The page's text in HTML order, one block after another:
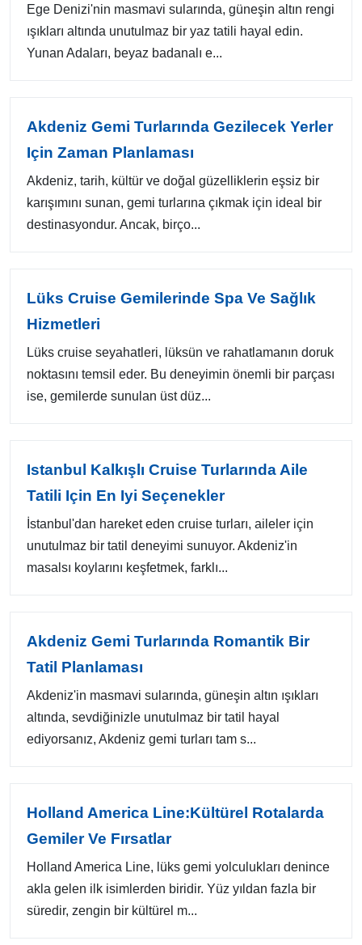
Ege Denizi'nin masmavi sularında, güneşin altın rengi
ışıkları altında unutulmaz bir yaz tatili hayal edin.
Yunan Adaları, beyaz badanalı e...
Akdeniz Gemi Turlarında Gezilecek Yerler
Için Zaman Planlaması
Akdeniz, tarih, kültür ve doğal güzelliklerin eşsiz bir
karışımını sunan, gemi turlarına çıkmak için ideal bir
destinasyondur. Ancak, birço...
Lüks Cruise Gemilerinde Spa Ve Sağlık
Hizmetleri
Lüks cruise seyahatleri, lüksün ve rahatlamanın doruk
noktasını temsil eder. Bu deneyimin önemli bir parçası
ise, gemilerde sunulan üst düz...
Istanbul Kalkışlı Cruise Turlarında Aile
Tatili Için En Iyi Seçenekler
İstanbul'dan hareket eden cruise turları, aileler için
unutulmaz bir tatil deneyimi sunuyor. Akdeniz'in
masalsı koylarını keşfetmek, farklı...
Akdeniz Gemi Turlarında Romantik Bir
Tatil Planlaması
Akdeniz'in masmavi sularında, güneşin altın ışıkları
altında, sevdiğinizle unutulmaz bir tatil hayal
ediyorsanız, Akdeniz gemi turları tam s...
Holland America Line:Kültürel Rotalarda
Gemiler Ve Fırsatlar
Holland America Line, lüks gemi yolculukları denince
akla gelen ilk isimlerden biridir. Yüz yıldan fazla bir
süredir, zengin bir kültürel m...